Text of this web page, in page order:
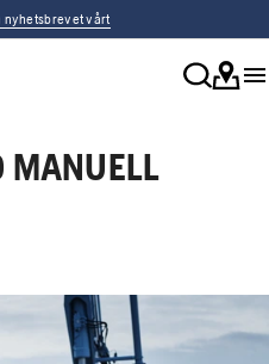
nyhetsbrevet vårt
MANUELL